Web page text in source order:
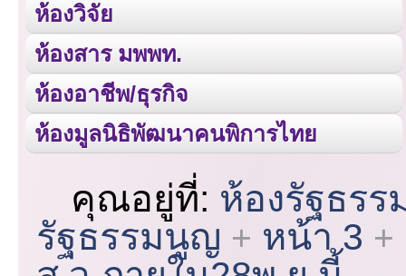
ห้องวิจัย
ห้องสาร มพพท.
ห้องอาชีพ/ธุรกิจ
ห้องมูลนิธิพัฒนาคนพิการไทย
คุณอยู่ที่: ห้องรัฐธร
รัฐธรรมนูญ
หน้า 3